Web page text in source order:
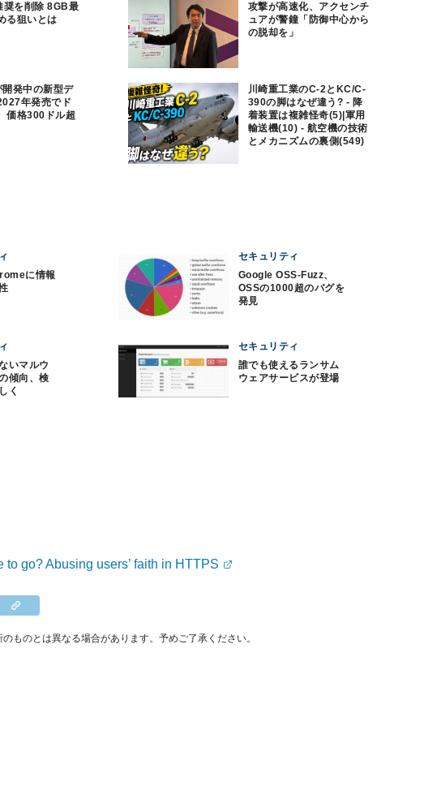
奨を削除 8GB最
る狙いとは
攻撃が高速化、アクセンチ
ュアが警鐘「防御中心から
の脱却を」
発中の新型デ
年発売でド
価格300ドル超
川崎重工業のC-2とKC/C-
390の脚はなぜ違う? - 降
着装置は複雑怪奇(5)|軍用
輸送機(10) - 航空機の技術
とメカニズムの裏側(549)
に情報
セキュリティ
Google OSS-Fuzz、
OSSの1000超のバグを
発見
いマルウ
傾向、検
く
セキュリティ
誰でも使えるランサム
ウェアサービスが登場
go? Abusing users’ faith in HTTPS
ものとは異なる場合があります。予めご了承ください。